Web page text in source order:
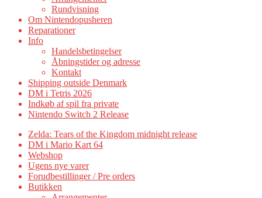
Rundvisning
Om Nintendopusheren
Reparationer
Info
Handelsbetingelser
Åbningstider og adresse
Kontakt
Shipping outside Denmark
DM i Tetris 2026
Indkøb af spil fra private
Nintendo Switch 2 Release
Zelda: Tears of the Kingdom midnight release
DM i Mario Kart 64
Webshop
Ugens nye varer
Forudbestillinger / Pre orders
Butikken